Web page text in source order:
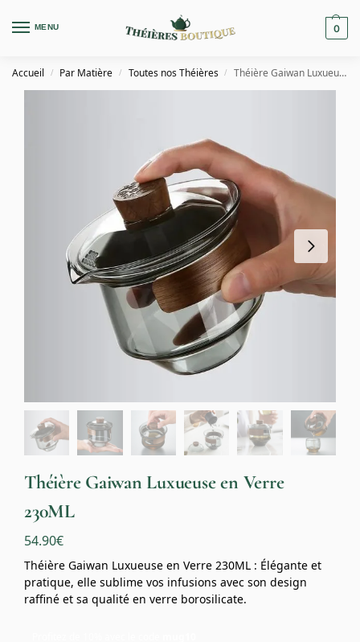
MENU 0
Accueil / Par Matière / Toutes nos Théières / Théière Gaiwan Luxueuse en Verre 230ML
Théière Gaiwan Luxueuse en Verre
230ML
54.90€
Théière Gaiwan Luxueuse en Verre 230ML : Élégante et
pratique, elle sublime vos infusions avec son design
raffiné et sa qualité en verre borosilicate.